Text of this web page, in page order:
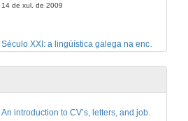
14 de xul. de 2009
14 de xul. de 2009
An introduction to CV’s, letters, and job searching